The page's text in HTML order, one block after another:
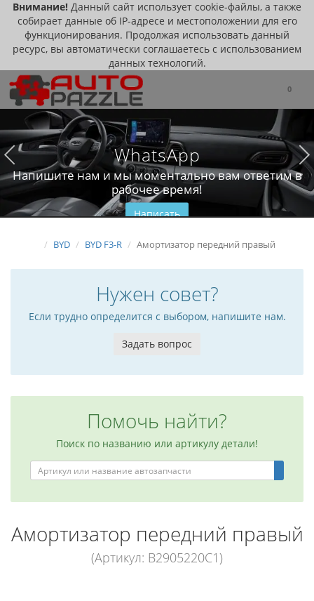
Внимание! Данный сайт использует cookie-файлы, а также
собирает данные об IP-адресе и местоположении для его
функционирования. Продолжая использовать данный
ресурс, вы автоматически соглашаетесь с использованием
данных технологий.
0
WhatsApp
Напишите нам и мы моментально вам ответим в
рабочее время!
Написать
BYD BYD F3-R Амортизатор передний правый
Нужен совет?
Если трудно определится с выбором, напишите нам.
Задать вопрос
Помочь найти?
Поиск по названию или артикулу детали!
Амортизатор передний правый
(Артикул: B2905220C1)